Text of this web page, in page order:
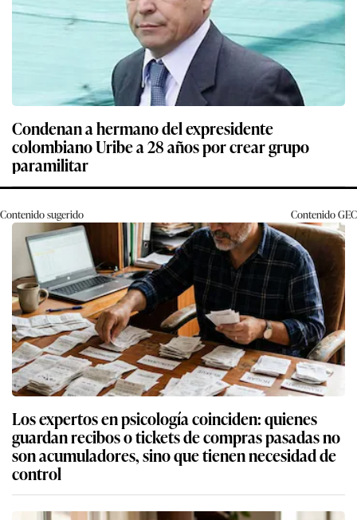
Condenan a hermano del expresidente
colombiano Uribe a 28 años por crear grupo
paramilitar
Contenido sugerido ContenidoGEC
Los expertos en psicología coinciden: quienes
guardan recibos o tickets de compras pasadas no
son acumuladores, sino que tienen necesidad de
control